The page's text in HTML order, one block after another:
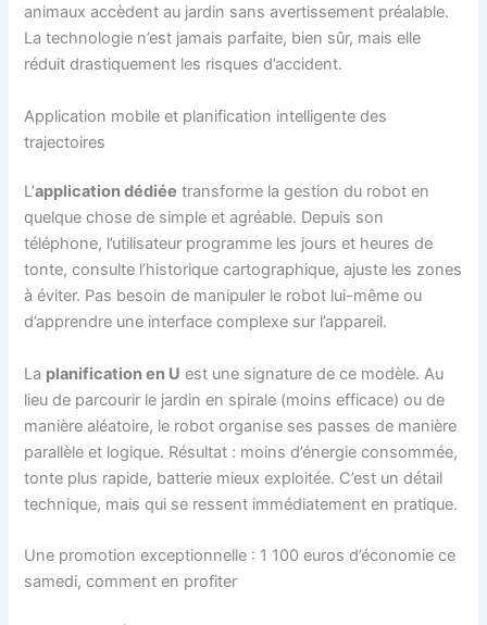
animaux accèdent au jardin sans avertissement préalable.
La technologie n’est jamais parfaite, bien sûr, mais elle
réduit drastiquement les risques d’accident.
Application mobile et planification intelligente des
trajectoires
L’application dédiée transforme la gestion du robot en
quelque chose de simple et agréable. Depuis son
téléphone, l’utilisateur programme les jours et heures de
tonte, consulte l’historique cartographique, ajuste les zones
à éviter. Pas besoin de manipuler le robot lui-même ou
d’apprendre une interface complexe sur l’appareil.
La planification en U est une signature de ce modèle. Au
lieu de parcourir le jardin en spirale (moins efficace) ou de
manière aléatoire, le robot organise ses passes de manière
parallèle et logique. Résultat : moins d’énergie consommée,
tonte plus rapide, batterie mieux exploitée. C’est un détail
technique, mais qui se ressent immédiatement en pratique.
Une promotion exceptionnelle : 1 100 euros d’économie ce
samedi, comment en profiter